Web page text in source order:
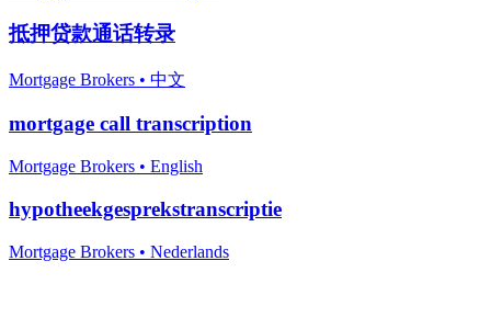
抵押贷款通话转录
Mortgage Brokers • 中文
mortgage call transcription
Mortgage Brokers • English
hypotheekgesprekstranscriptie
Mortgage Brokers • Nederlands